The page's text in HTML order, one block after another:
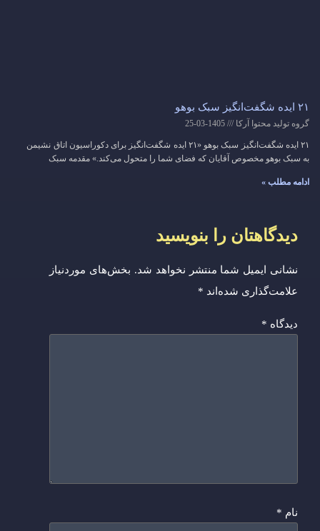
۲۱ ایده شگفت‌انگیز سبک بوهو
گروه تولید محتوا آرکا
۲۱ ایده شگفت‌انگیز سبک بوهو «۲۱ ایده شگفت‌انگیز برای دکوراسیون اتاق نشیمن
به سبک بوهو مخصوص آقایان که فضای شما را متحول می‌کند.» مقدمه سبک
ادامه مطلب »
دیدگاهتان را بنویسید
نشانی ایمیل شما منتشر نخواهد شد. بخش‌های موردنیاز
علامت‌گذاری شده‌اند *
دیدگاه *
نام *